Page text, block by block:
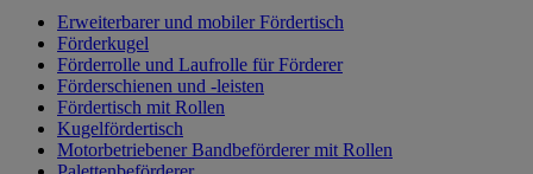
Erweiterbarer und mobiler Fördertisch
Förderkugel
Förderrolle und Laufrolle für Förderer
Förderschienen und -leisten
Fördertisch mit Rollen
Kugelfördertisch
Motorbetriebener Bandbeförderer mit Rollen